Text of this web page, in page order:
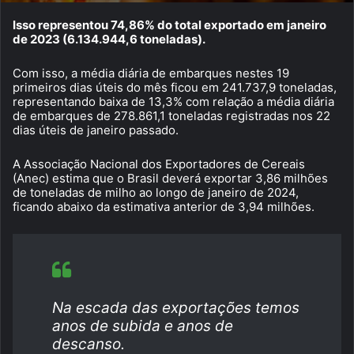
Isso representou 74,86% do total exportado em janeiro
de 2023 (6.134.944,6 toneladas).
Com isso, a média diária de embarques nestes 19
primeiros dias úteis do mês ficou em 241.737,9 toneladas,
representando baixa de 13,3% com relação a média diária
de embarques de 278.861,1 toneladas registradas nos 22
dias úteis de janeiro passado.
A Associação Nacional dos Exportadores de Cereais
(Anec) estima que o Brasil deverá exportar 3,86 milhões
de toneladas de milho ao longo de janeiro de 2024,
ficando abaixo da estimativa anterior de 3,94 milhões.
Na escada das exportações temos
anos de subida e anos de
descanso.